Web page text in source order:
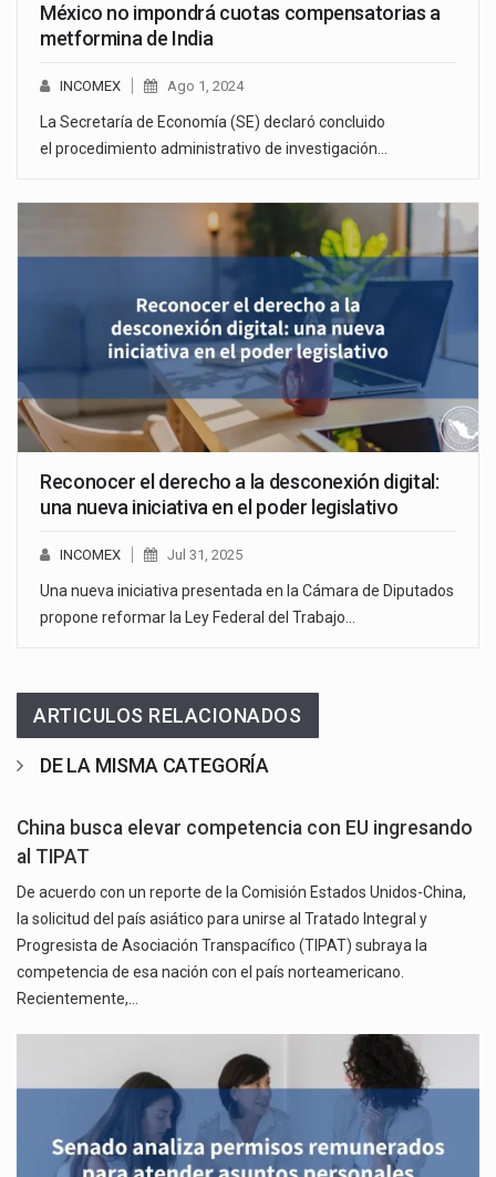
México no impondrá cuotas compensatorias a
metformina de India
INCOMEX Ago 1, 2024
La Secretaría de Economía (SE) declaró concluido
el procedimiento administrativo de investigación…
Reconocer el derecho a la desconexión digital:
una nueva iniciativa en el poder legislativo
INCOMEX Jul 31, 2025
Una nueva iniciativa presentada en la Cámara de Diputados
propone reformar la Ley Federal del Trabajo…
ARTICULOS RELACIONADOS
DE LA MISMA CATEGORÍA
China busca elevar competencia con EU ingresando
al TIPAT
De acuerdo con un reporte de la Comisión Estados Unidos-China,
la solicitud del país asiático para unirse al Tratado Integral y
Progresista de Asociación Transpacífico (TIPAT) subraya la
competencia de esa nación con el país norteamericano.
Recientemente,…